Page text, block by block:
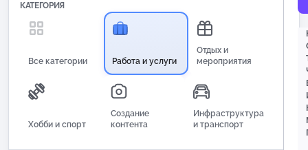
КАТЕГОРИЯ
Все категории Работа и услуги
Отдых и
мероприятия
Хобби и спорт
Создание
контента
Инфраструктура
и транспорт